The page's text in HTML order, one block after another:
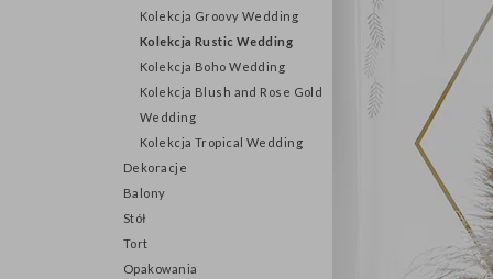
Kolekcja Groovy Wedding
Kolekcja Rustic Wedding
Kolekcja Boho Wedding
Kolekcja Blush and Rose Gold
Wedding
Kolekcja Tropical Wedding
Dekoracje
Balony
Stół
Tort
Opakowania